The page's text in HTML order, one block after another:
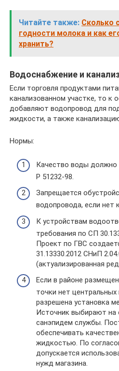
Читайте также: Сколько
годности молока и как
хранить?
Водоснабжение и
Если торговля продуктами
канализованном участке, то к
добавляют водопровод для
жидкости, а также
Нормы:
Качество воды
Р 51232-98.
Запрещается
водопровода, если нет
К устройствам
требования по СП
Проект по ГВС
31.13330.2012 СНиП
(актуализированная
Если в районе
точки нет
разрешена установка
Источник выбирают на
санэпидем службы.
обеспечивать
жидкостью. По
допускается
нужд магазина.